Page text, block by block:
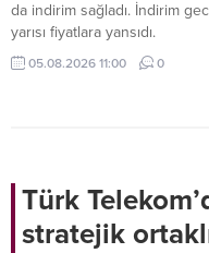
da indirim sağladı. İndirim
yarısı fiyatlara yansıdı.
05.08.2026 11:00 0
Türk
stratejik